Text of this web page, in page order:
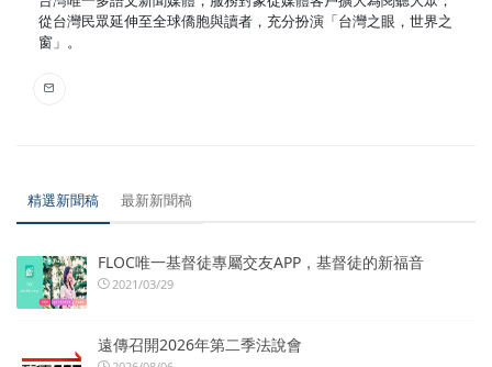
從台灣民眾延伸至全球僑胞與讀者，充分扮演「台灣之眼，世界之
窗」。
精選新聞稿 最新新聞稿
FLOC唯一基督徒專屬交友APP，基督徒的新福音
2021/03/29
遠傳召開2026年第二季法說會